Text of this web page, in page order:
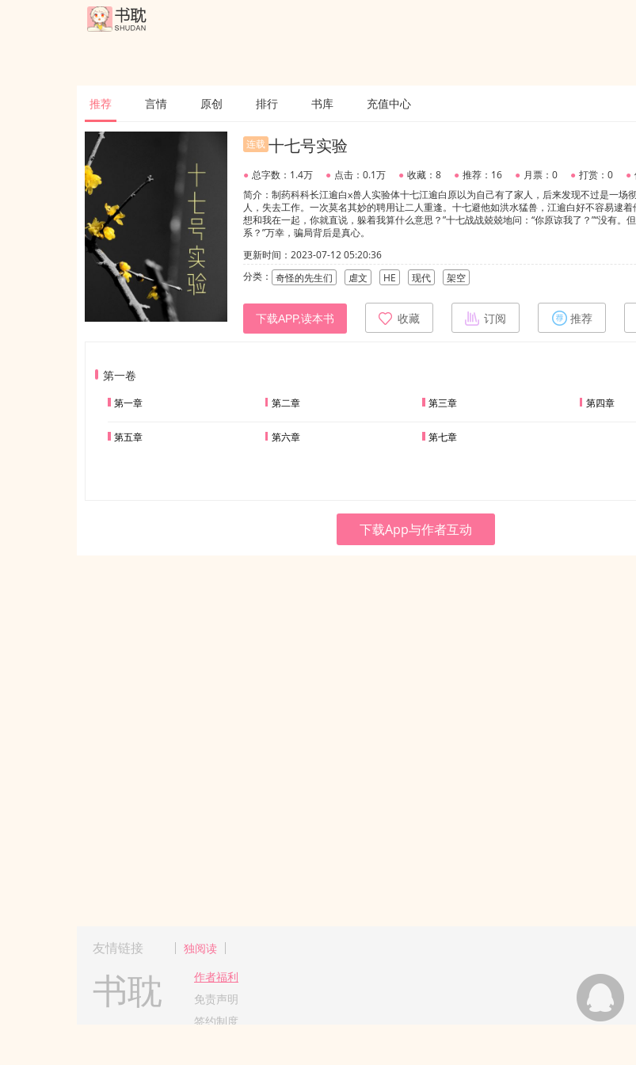
推荐 言情 原创 排行 书库 充值中心
连载 十七号实验
● 总字数：1.4万 ● 点击：0.1万 ● 收藏：8 ● 推荐：16 ● 月票：0 ● 打赏：0 ●
简介：制药科科长江逾白x兽人实验体十七江逾白原以为自己有了家人，后来发现不过是一场
人，失去工作。一次莫名其妙的聘用让二人重逢。十七避他如洪水猛兽，江逾白好不容易逮
想和我在一起，你就直说，躲着我算什么意思？”十七战战兢兢地问：“你原谅我了？”“没有。
系？”万幸，骗局背后是真心。
更新时间：2023-07-12 05:20:36
分类： 奇怪的先生们 虐文 HE 现代 架空
下载APP,读本书 收藏 订阅 推荐
第一卷
第一章 第二章 第三章 第四章
第五章 第六章 第七章
下载App与作者互动
友情链接 独阅读
书耽
作者福利
免责声明
签约制度